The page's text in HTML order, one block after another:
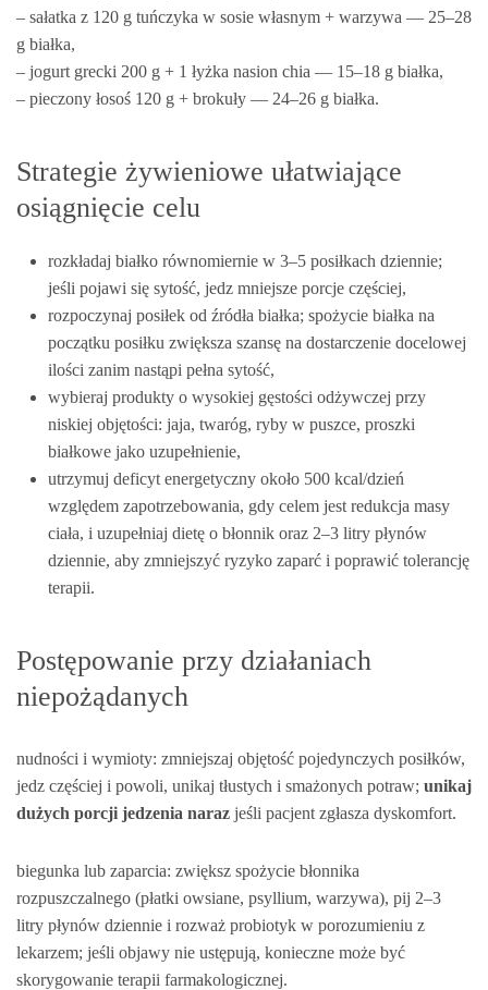
– sałatka z 120 g tuńczyka w sosie własnym + warzywa — 25–28
g białka,
– jogurt grecki 200 g + 1 łyżka nasion chia — 15–18 g białka,
– pieczony łosoś 120 g + brokuły — 24–26 g białka.
Strategie żywieniowe ułatwiające
osiągnięcie celu
rozkładaj białko równomiernie w 3–5 posiłkach dziennie;
jeśli pojawi się sytość, jedz mniejsze porcje częściej,
rozpoczynaj posiłek od źródła białka; spożycie białka na
początku posiłku zwiększa szansę na dostarczenie docelowej
ilości zanim nastąpi pełna sytość,
wybieraj produkty o wysokiej gęstości odżywczej przy
niskiej objętości: jaja, twaróg, ryby w puszce, proszki
białkowe jako uzupełnienie,
utrzymuj deficyt energetyczny około 500 kcal/dzień
względem zapotrzebowania, gdy celem jest redukcja masy
ciała, i uzupełniaj dietę o błonnik oraz 2–3 litry płynów
dziennie, aby zmniejszyć ryzyko zaparć i poprawić tolerancję
terapii.
Postępowanie przy działaniach
niepożądanych
nudności i wymioty: zmniejszaj objętość pojedynczych posiłków,
jedz częściej i powoli, unikaj tłustych i smażonych potraw; unikaj
dużych porcji jedzenia naraz jeśli pacjent zgłasza dyskomfort.
biegunka lub zaparcia: zwiększ spożycie błonnika
rozpuszczalnego (płatki owsiane, psyllium, warzywa), pij 2–3
litry płynów dziennie i rozważ probiotyk w porozumieniu z
lekarzem; jeśli objawy nie ustępują, konieczne może być
skorygowanie terapii farmakologicznej.